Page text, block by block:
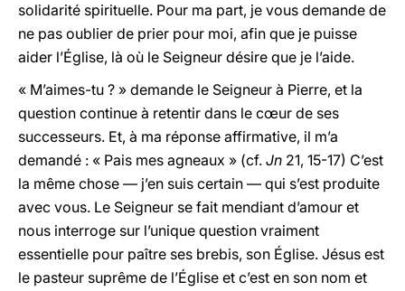
solidarité spirituelle. Pour ma part, je vous demande de
ne pas oublier de prier pour moi, afin que je puisse
aider l’Église, là où le Seigneur désire que je l’aide.
« M’aimes-tu ? » demande le Seigneur à Pierre, et la
question continue à retentir dans le cœur de ses
successeurs. Et, à ma réponse affirmative, il m’a
demandé : « Pais mes agneaux » (cf. Jn 21, 15-17) C’est
la même chose — j’en suis certain — qui s’est produite
avec vous. Le Seigneur se fait mendiant d’amour et
nous interroge sur l’unique question vraiment
essentielle pour paître ses brebis, son Église. Jésus est
le pasteur suprême de l’Église et c’est en son nom et